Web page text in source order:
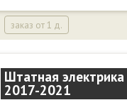
заказ от 1 д.
Штатная
2017-2021